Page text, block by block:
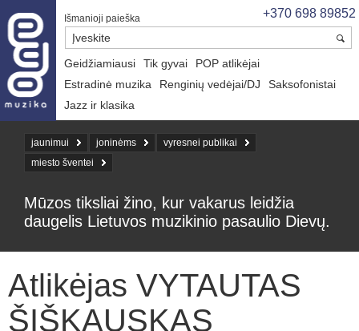
+370 698 89852
Išmanioji paieška
Geidžiamiausi Tik gyvai
POP atlikėjai
Estradinė muzika
Renginių vedėjai/DJ
Saksofonistai
Jazz ir klasika
jaunimui joninėms
vyresnei publikai
miesto šventei
Mūzos tiksliai žino, kur vakarus leidžia
daugelis Lietuvos muzikinio pasaulio Dievų.
Atlikėjas VYTAUTAS
ŠIŠKAUSKAS